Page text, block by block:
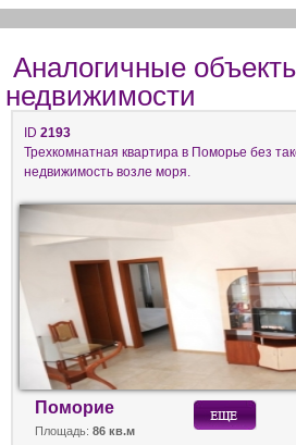
Аналогичные
недвижимости
ID 2193
Трехкомнатная квартира в Поморье без
недвижимость возле моря.
Поморие
Площадь: 86 кв.м